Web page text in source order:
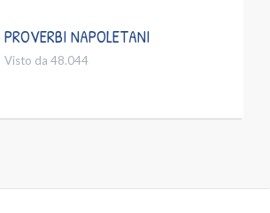
PROVERBI NAPOLETANI
Visto da 48.044